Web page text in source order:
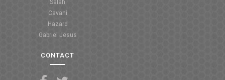
Salah
Cavani
Hazard
Gabriel Jesus
CONTACT